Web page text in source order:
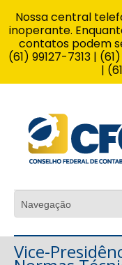
Vice-
Nossa central
inoperante.
contatos podem
(61) 99127-7313 |
|